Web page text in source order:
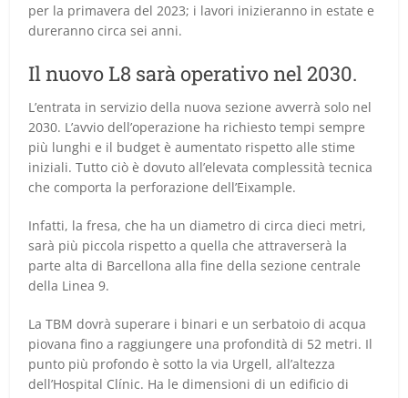
per la primavera del 2023; i lavori inizieranno in estate e
dureranno circa sei anni.
Il nuovo L8 sarà operativo nel 2030.
L’entrata in servizio della nuova sezione avverrà solo nel
2030. L’avvio dell’operazione ha richiesto tempi sempre
più lunghi e il budget è aumentato rispetto alle stime
iniziali. Tutto ciò è dovuto all’elevata complessità tecnica
che comporta la perforazione dell’Eixample.
Infatti, la fresa, che ha un diametro di circa dieci metri,
sarà più piccola rispetto a quella che attraverserà la
parte alta di Barcellona alla fine della sezione centrale
della Linea 9.
La TBM dovrà superare i binari e un serbatoio di acqua
piovana fino a raggiungere una profondità di 52 metri. Il
punto più profondo è sotto la via Urgell, all’altezza
dell’Hospital Clínic. Ha le dimensioni di un edificio di